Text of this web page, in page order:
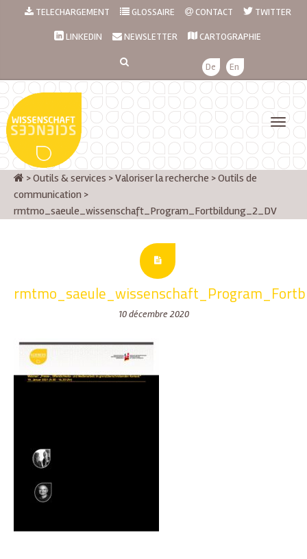
TELECHARGEMENT GLOSSAIRE CONTACT TWITTER
LINKEDIN NEWSLETTER CARTOGRAPHIE
De En
>Outils & services >Valoriser la recherche >Outils de
communication >
rmtmo_saeule_wissenschaft_Program_Fortbildung_2_DV
10 décembre 2020